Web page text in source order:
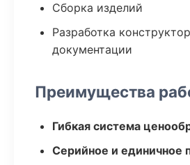
Сборка изделий
Разработка
документации
Преимущества
Гибкая система
Серийное и единичное